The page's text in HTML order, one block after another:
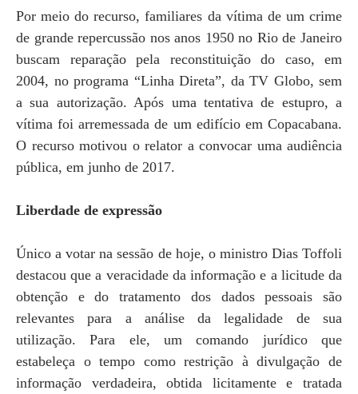
Por meio do recurso, familiares da vítima de um crime
de grande repercussão nos anos 1950 no Rio de Janeiro
buscam reparação pela reconstituição do caso, em
2004, no programa “Linha Direta”, da TV Globo, sem
a sua autorização. Após uma tentativa de estupro, a
vítima foi arremessada de um edifício em Copacabana.
O recurso motivou o relator a convocar uma audiência
pública, em junho de 2017.
Liberdade de expressão
Único a votar na sessão de hoje, o ministro Dias Toffoli
destacou que a veracidade da informação e a licitude da
obtenção e do tratamento dos dados pessoais são
relevantes para a análise da legalidade de sua
utilização. Para ele, um comando jurídico que
estabeleça o tempo como restrição à divulgação de
informação verdadeira, obtida licitamente e tratada